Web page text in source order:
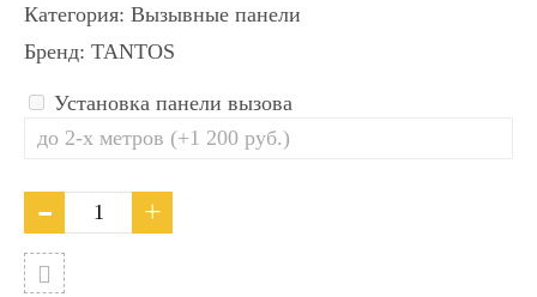
Категория: Вызывные панели
Бренд: TANTOS
Установка панели вызова